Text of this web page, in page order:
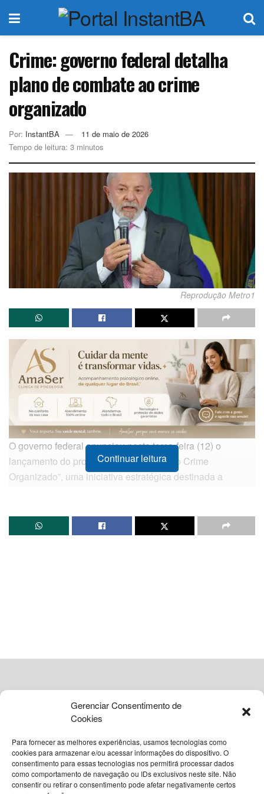
Gerenciar Consentimento de
Cookies
Para fornecer as melhores experiências, usamos tecnologias como
cookies para armazenar e/ou acessar informações do dispositivo. O
consentimento para essas tecnologias nos permitirá processar dados
como comportamento de navegação ou IDs exclusivos neste site. Não
consentir ou retirar o consentimento pode afetar negativamente certos
Crime: governo federal detalha
plano de combate ao crime
organizado
Por: InstantBA
11 de maio de 2026
Tempo de leitura: 3 minutos
Reprodução Metro1
O governo federal anunciou nesta terça-feira (12) o
lançamento do programa “Brasil Contra o Crime
Organizado”, uma iniciativa estratégica destinada a
cerimônia de anúncio foi conduzida pelo presidenteLuiz
Inácio Lula da SilvanoPalácio do Planalto , marcando o
as políticas de segurança do governo, acesse o
oficial do Ministério da Justiça e Segurança Pública
Investimento Bilionário e
Pilares da Estratégia Nacional
Continuar leitura
© 2026Grupo VIA365 Comunicação Estratégica